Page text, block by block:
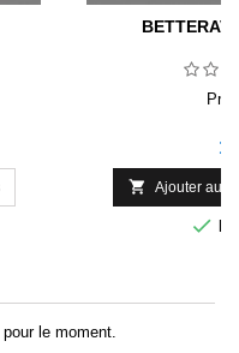
Prix
 Ajouter au

le moment.